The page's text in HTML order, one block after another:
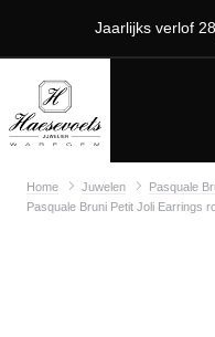
Jaarlijks verlof
Home Juwelen
Pasquale
Pasquale Bruni Petit Joli Earrings